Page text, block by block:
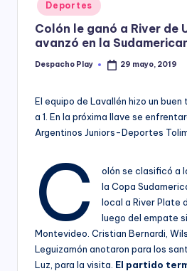
y
in
Deportes
Colón le ganó a River de
avanzó en la
Posted
Despacho Play 29 mayo, 2019
El equipo de Lavallén hizo un
a 1. En la próxima llave se
Argentinos Juniors-Deportes
C
olón se clasificó a
la Copa
local a River Plate
luego del empate
Montevideo. Cristian Bernardi,
Leguizamón anotaron para los
Luz, para la visita. El partido